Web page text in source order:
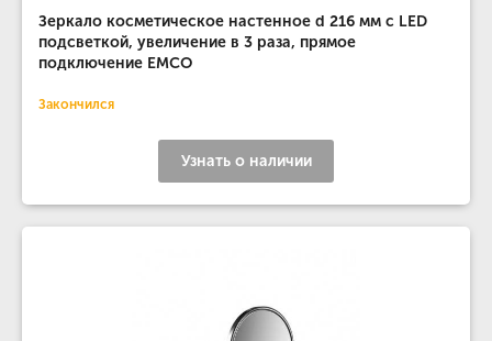
Зеркало косметическое настенное d 216 мм с LED
подсветкой, увеличение в 3 раза, прямое
подключение EMCO
Закончился
Узнать о наличии